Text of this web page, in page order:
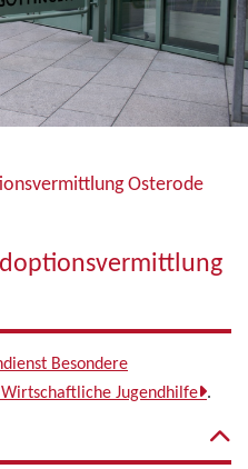
Osterode
Besondere
Jugendhilfe .